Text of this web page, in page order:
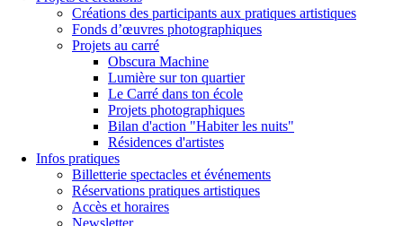
Créations des participants aux pratiques artistiques
Fonds d’œuvres photographiques
Projets au carré
Obscura Machine
Lumière sur ton quartier
Le Carré dans ton école
Projets photographiques
Bilan d'action "Habiter les nuits"
Résidences d'artistes
Infos pratiques
Billetterie spectacles et événements
Réservations pratiques artistiques
Accès et horaires
Newsletter